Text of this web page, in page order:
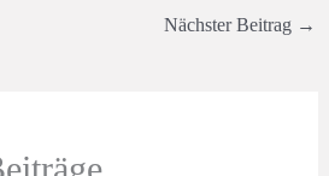
Nächster Beitrag →